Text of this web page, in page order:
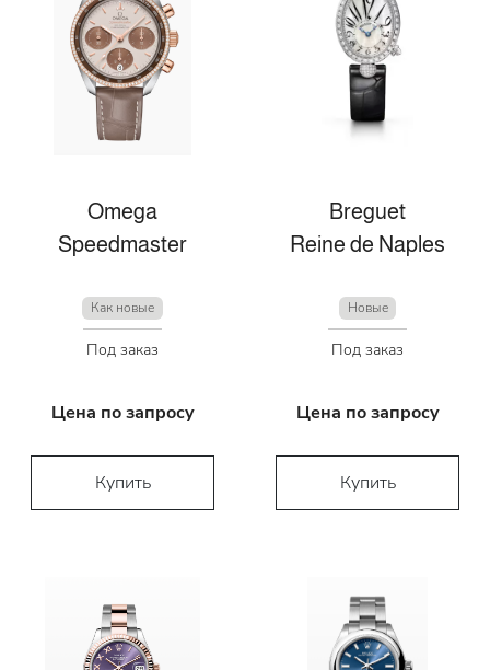
Omega
Speedmaster
Как новые
Под заказ
Цена по запросу
Купить
Breguet
Reine de Naples
Новые
Под заказ
Цена по запросу
Купить